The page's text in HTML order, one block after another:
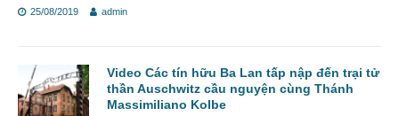
25/08/2019 admin
Video Các tín hữu Ba Lan tấp nập đến trại tử
thần Auschwitz cầu nguyện cùng Thánh
Massimiliano Kolbe